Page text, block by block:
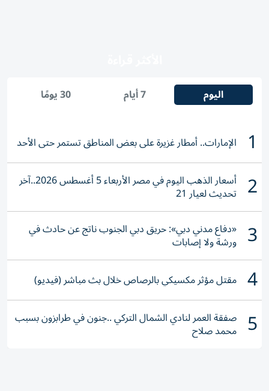
اليوم 7 أيام 30 يومًا
1 الإمارات.. أمطار غزيرة على بعض المناطق تستمر حتى الأحد
2 أسعار الذهب اليوم في مصر الأربعاء 5 أغسطس 2026..آخر
تحديث لعيار 21
3 «دفاع مدني دبي»: حريق دبي الجنوب ناتج عن حادث في
ورشة ولا إصابات
4 مقتل مؤثر مكسيكي بالرصاص خلال بث مباشر (فيديو)
5 صفقة العمر لنادي الشمال التركي ..جنون في طرابزون بسبب
محمد صلاح